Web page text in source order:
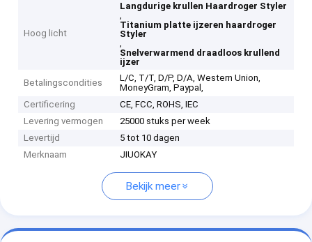
Hoog licht
Langdurige krullen Haardroger Styler
,
Titanium platte ijzeren haardroger
Styler
,
Snelverwarmend draadloos krullend
ijzer
Betalingscondities
L/C, T/T, D/P, D/A, Western Union,
MoneyGram, Paypal,
Certificering
CE, FCC, ROHS, IEC
Levering vermogen
25000 stuks per week
Levertijd
5 tot 10 dagen
Merknaam
JIUOKAY
Bekijk meer